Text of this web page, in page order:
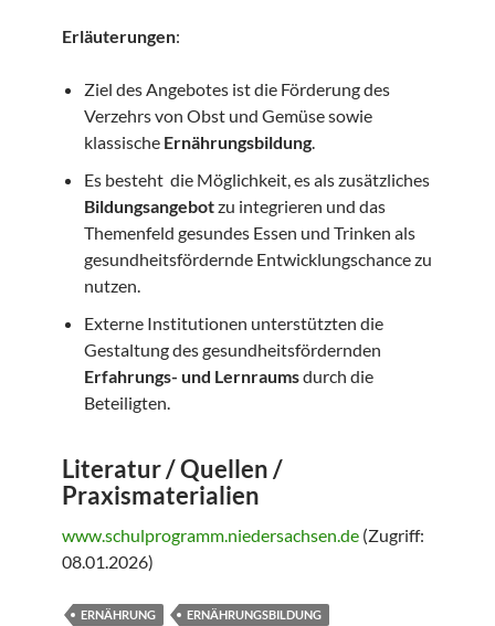
Erläuterungen:
Ziel des Angebotes ist die Förderung des
Verzehrs von Obst und Gemüse sowie
klassische Ernährungsbildung.
Es besteht die Möglichkeit, es als zusätzliches
Bildungsangebotzu integrieren und das
Themenfeld gesundes Essen und Trinken als
gesundheitsfördernde Entwicklungschance zu
nutzen.
Externe Institutionen unterstützten die
Gestaltung des gesundheitsfördernden
Erfahrungs- und Lernraumsdurch die
Beteiligten.
Literatur / Quellen /
Praxismaterialien
www.schulprogramm.niedersachsen.de (Zugriff:
08.01.2026)
ERNÄHRUNG
ERNÄHRUNGSBILDUNG